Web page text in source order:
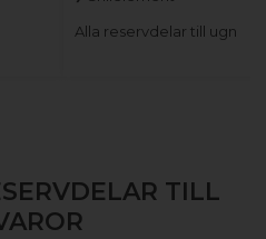
Alla reservdelar till ugn
TILL